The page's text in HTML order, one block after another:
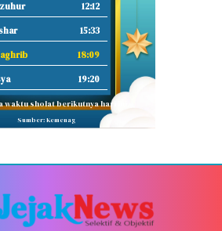
12:12
15:33
18:09
19:20
waktu sholat berikutnya hari ini.
Sumber: Kemenag